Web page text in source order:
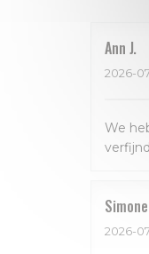
Ann J
2026-
We
Simone
2026-